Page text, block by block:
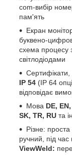
com-вибір
пам'ять
Екран
буквено-
схема процесу
світлодіодами
Сертифікати,
IP 54 (IP 64
відповідає
Мова DE,
SK, TR, RU та
Різне:
ручний, під
ViewWeld: